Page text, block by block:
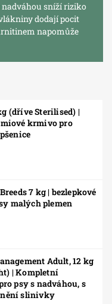
sníží riziko
dodají pocit
napomůže
(dříve Sterilised) |
krmivo pro
7 kg | bezlepkové
malých plemen
Adult, 12 kg
| Kompletní
psy s nadváhou, s
slinivky